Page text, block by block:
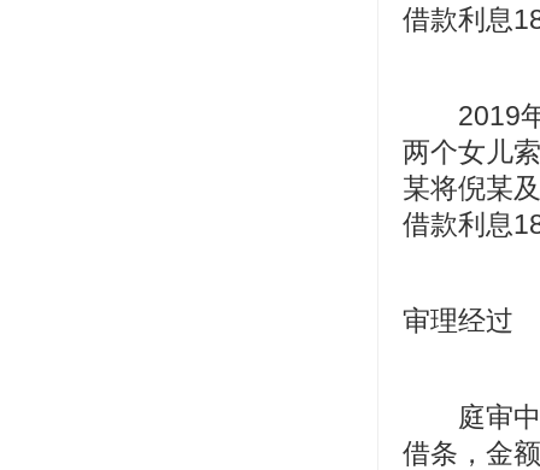
借款利息
2019年2
两个女儿
某将倪某
借款利息
审理经过
庭审中
借条，金